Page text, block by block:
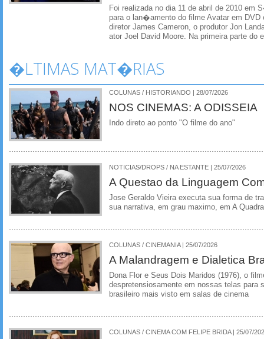
Foi realizada no dia 11 de abril de 2010 em
para o lan�amento do filme Avatar em DVD
diretor James Cameron, o produtor Jon
ator Joel David Moore. Na primeira parte do
�LTIMAS MAT�RIAS
COLUNAS / HISTORIANDO | 28/07/2026
NOS CINEMAS: A ODISSEIA
Indo direto ao ponto "O filme do ano"
NOTICIAS/DROPS / NA ESTANTE | 25/07/2026
A Questao da Linguagem
Jose Geraldo Vieira executa sua forma de
sua narrativa, em grau maximo, em A
COLUNAS / CINEMANIA | 25/07/2026
A Malandragem e Dialetica
Dona Flor e Seus Dois Maridos (1976), o
despretensiosamente em nossas telas para
brasileiro mais visto em salas de cinema
COLUNAS / CINEMA COM FELIPE BRIDA | 25/07/